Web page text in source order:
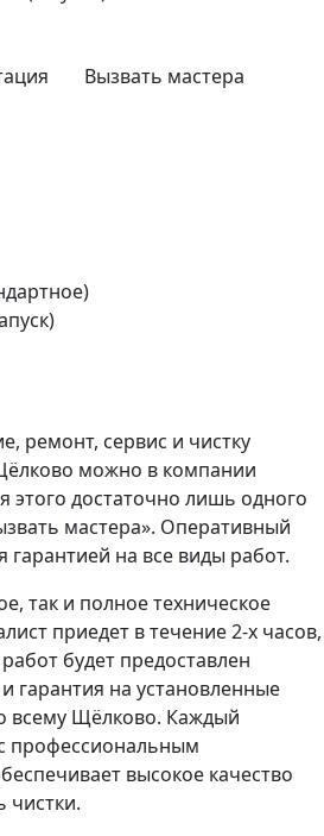
Вызвать мастера
ремонт, сервис и чистку
можно в компании
этого достаточно лишь одного
мастера». Оперативный
гарантией на все виды работ.
так и полное техническое
приедет в течение 2-х часов,
будет предоставлен
гарантия на установленные
всему Щёлково. Каждый
профессиональным
высокое качество
чистки.